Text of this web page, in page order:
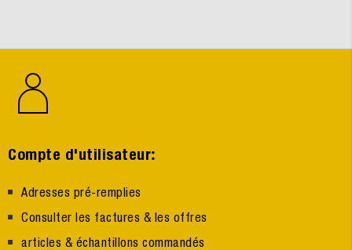
Compte d'utilisateur:
Adresses pré-remplies
Consulter les factures & les offres
articles & échantillons commandés